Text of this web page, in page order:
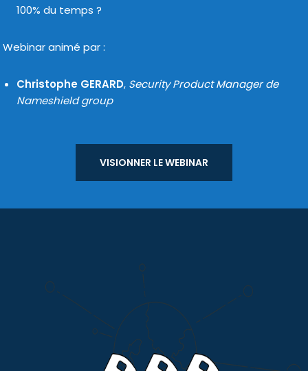
100% du temps ?
Webinar ani­mé par :
Christophe GERARD, Security Product Manager de
Nameshield group
VISIONNER LE WEBI­NAR